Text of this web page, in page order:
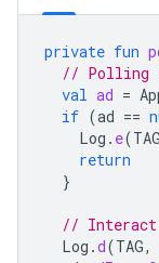
private fun
// Polling
val ad =
if (ad ==
Log . e(TAG
return
}
// Interact
Log .d(TAG,